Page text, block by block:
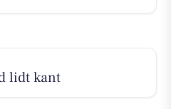
lidt kant